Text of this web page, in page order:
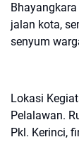
jalan kota,
senyum
Lokasi
Pelalawan.
Pkl. Kerinci,